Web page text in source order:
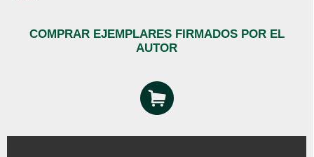
COMPRAR EJEMPLARES FIRMADOS POR EL
AUTOR